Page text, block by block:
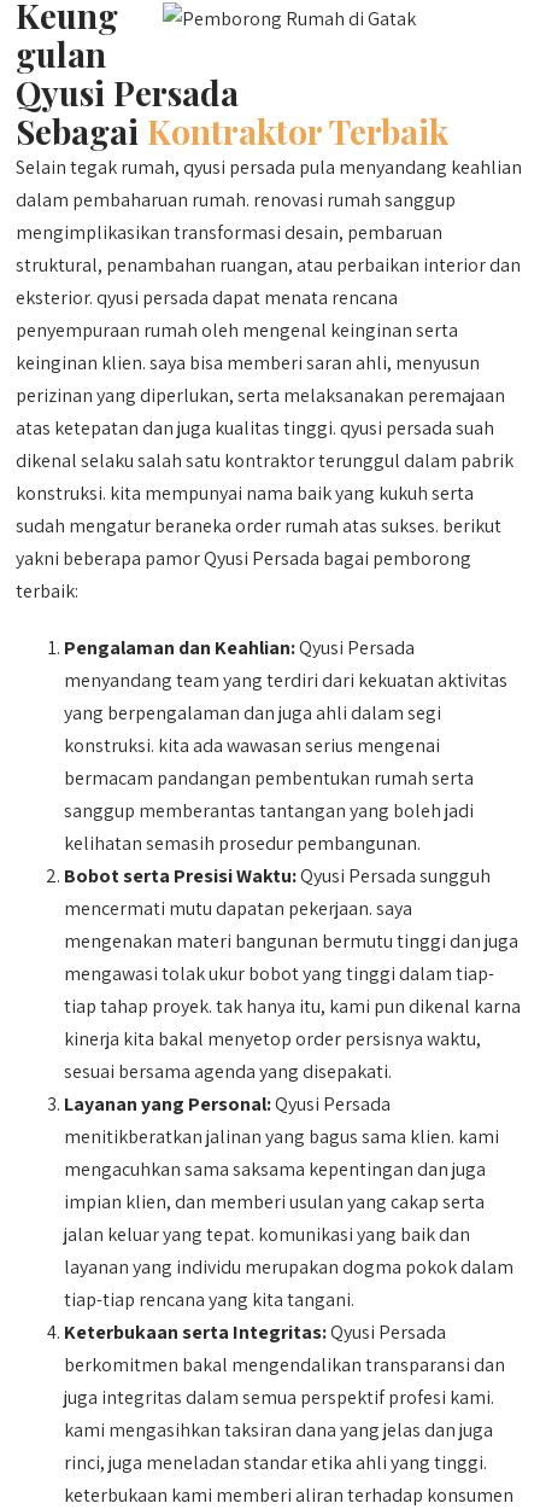
Keung
gulan
Qyusi Persada
Sebagai Kontraktor Terbaik
Selain tegak rumah, qyusi persada pula menyandang keahlian
dalam pembaharuan rumah. renovasi rumah sanggup
mengimplikasikan transformasi desain, pembaruan
struktural, penambahan ruangan, atau perbaikan interior dan
eksterior. qyusi persada dapat menata rencana
penyempuraan rumah oleh mengenal keinginan serta
keinginan klien. saya bisa memberi saran ahli, menyusun
perizinan yang diperlukan, serta melaksanakan peremajaan
atas ketepatan dan juga kualitas tinggi. qyusi persada suah
dikenal selaku salah satu kontraktor terunggul dalam pabrik
konstruksi. kita mempunyai nama baik yang kukuh serta
sudah mengatur beraneka order rumah atas sukses. berikut
yakni beberapa pamor Qyusi Persada bagai pemborong
terbaik:
Pengalaman dan Keahlian:Qyusi Persada
menyandang team yang terdiri dari kekuatan aktivitas
yang berpengalaman dan juga ahli dalam segi
konstruksi. kita ada wawasan serius mengenai
bermacam pandangan pembentukan rumah serta
sanggup memberantas tantangan yang boleh jadi
kelihatan semasih prosedur pembangunan.
Bobot serta Presisi Waktu:Qyusi Persada sungguh
mencermati mutu dapatan pekerjaan. saya
mengenakan materi bangunan bermutu tinggi dan juga
mengawasi tolak ukur bobot yang tinggi dalam tiap-
tiap tahap proyek. tak hanya itu, kami pun dikenal karna
kinerja kita bakal menyetop order persisnya waktu,
sesuai bersama agenda yang disepakati.
Layanan yang Personal:Qyusi Persada
menitikberatkan jalinan yang bagus sama klien. kami
mengacuhkan sama saksama kepentingan dan juga
impian klien, dan memberi usulan yang cakap serta
jalan keluar yang tepat. komunikasi yang baik dan
layanan yang individu merupakan dogma pokok dalam
tiap-tiap rencana yang kita tangani.
Keterbukaan serta Integritas:Qyusi Persada
berkomitmen bakal mengendalikan transparansi dan
juga integritas dalam semua perspektif profesi kami.
kami mengasihkan taksiran dana yang jelas dan juga
rinci, juga meneladan standar etika ahli yang tinggi.
keterbukaan kami memberi aliran terhadap konsumen